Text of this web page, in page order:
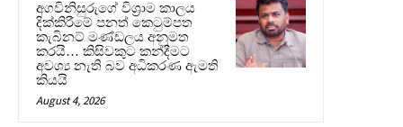
අගවිනිසුරුගේ විශ්‍රාම කාලය
දික්කිරීමේ පනත් කෙටුම්පත
කැබිනට් මණ්ඩලය අනුමත
කරයි… කිසිවකුට කන්දීමට
අවශ්‍ය නැති බව අධිකරණ ඇමති
කියයි
August 4, 2026